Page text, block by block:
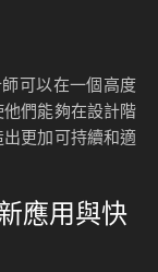
師可以在一個高度
們能夠在設計階
更加可持續和適
應用與快